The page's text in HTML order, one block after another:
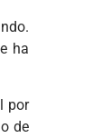
ha
por
de